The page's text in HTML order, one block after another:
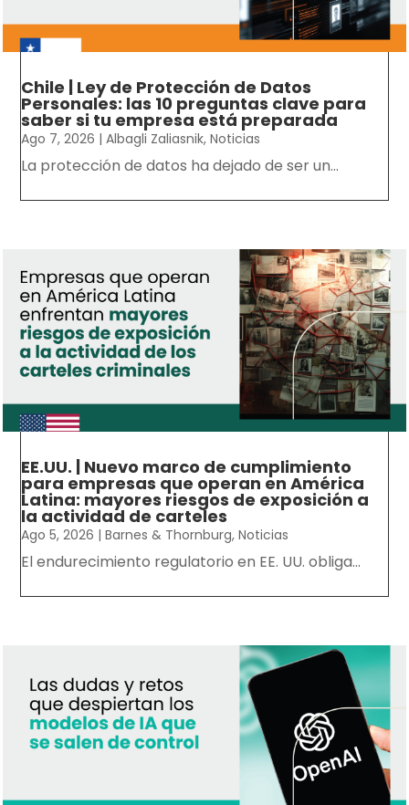
Chile | Ley de Protección de Datos
Personales: las 10 preguntas clave para
saber si tu empresa está preparada
Ago 7, 2026 |Albagli Zaliasnik,Noticias
La protección de datos ha dejado de ser un...
EE.UU. | Nuevo marco de cumplimiento
para empresas que operan en América
Latina: mayores riesgos de exposición a
la actividad de carteles
Ago 5, 2026 |Barnes & Thornburg,Noticias
El endurecimiento regulatorio en EE. UU. obliga...